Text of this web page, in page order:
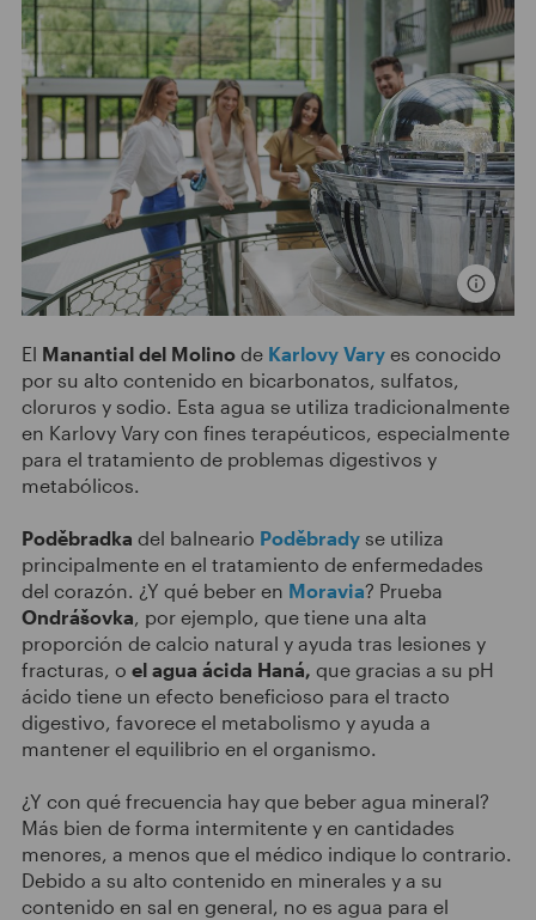
El Manantial del Molino de Karlovy Vary es conocido
por su alto contenido en bicarbonatos, sulfatos,
cloruros y sodio. Esta agua se utiliza tradicionalmente
en Karlovy Vary con fines terapéuticos, especialmente
para el tratamiento de problemas digestivos y
metabólicos.
Poděbradka del balneario Poděbrady se utiliza
principalmente en el tratamiento de enfermedades
del corazón. ¿Y qué beber en Moravia? Prueba
Ondrášovka, por ejemplo, que tiene una alta
proporción de calcio natural y ayuda tras lesiones y
fracturas, o el agua ácida Haná, que gracias a su pH
ácido tiene un efecto beneficioso para el tracto
digestivo, favorece el metabolismo y ayuda a
mantener el equilibrio en el organismo.
¿Y con qué frecuencia hay que beber agua mineral?
Más bien de forma intermitente y en cantidades
menores, a menos que el médico indique lo contrario.
Debido a su alto contenido en minerales y a su
contenido en sal en general, no es agua para el